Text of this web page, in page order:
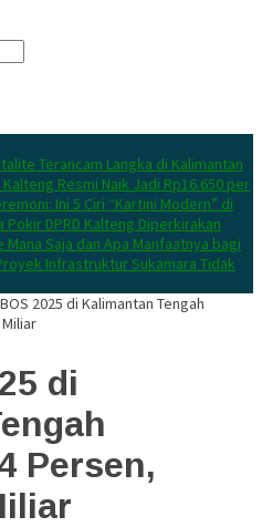
Terancam Langka di Kalimantan
Resmi Naik Jadi Rp16.650 per
Ini 5 Ciri “Kartini Modern” di
Pokir DPRD Kalteng Diperkirakan
Saja dan Apa Manfaatnya bagi
Infrastruktur Sukamara Tidak
2025 di Kalimantan Tengah
di
Persen,